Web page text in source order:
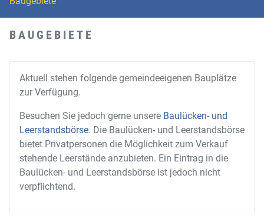
BAUGEBIETE
Aktuell stehen folgende gemeindeeigenen Bauplätze
zur Verfügung.
Besuchen Sie jedoch gerne unsere Baulücken- und
Leerstandsbörse. Die Baulücken- und Leerstandsbörse
bietet Privatpersonen die Möglichkeit zum Verkauf
stehende Leerstände anzubieten. Ein Eintrag in die
Baulücken- und Leerstandsbörse ist jedoch nicht
verpflichtend.